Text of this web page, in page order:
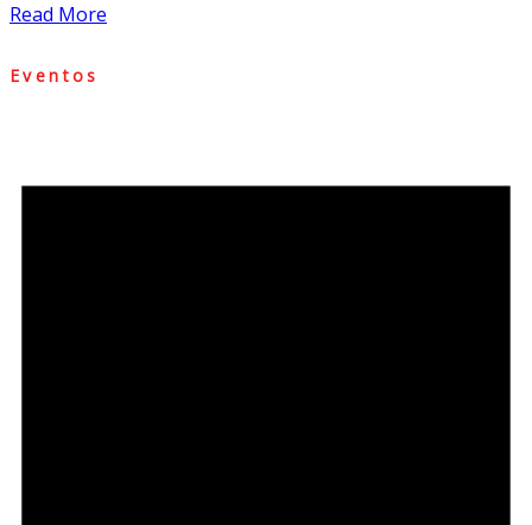
Read More
Eventos